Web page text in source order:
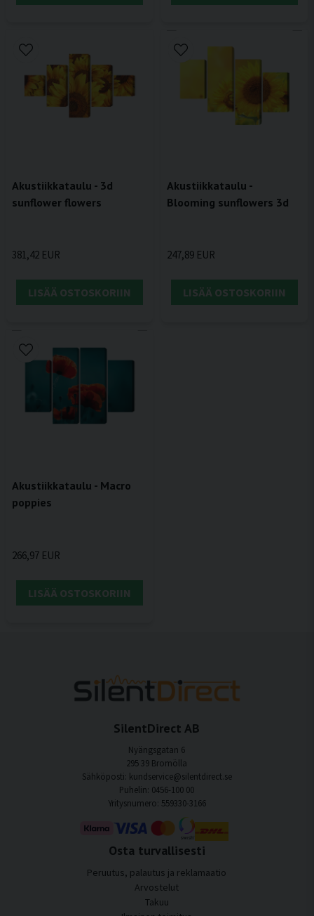
Akustiikkataulu - 3d
sunflower flowers
381,42 EUR
LISÄÄ OSTOSKORIIN
Akustiikkataulu -
Blooming sunflowers 3d
247,89 EUR
LISÄÄ OSTOSKORIIN
Akustiikkataulu - Macro
poppies
266,97 EUR
LISÄÄ OSTOSKORIIN
SilentDirect AB
Nyängsgatan 6
295 39 Bromölla
Sähköposti: kundservice@silentdirect.se
Puhelin: 0456-100 00
Yritysnumero: 559330-3166
Osta turvallisesti
Peruutus, palautus ja reklamaatio
Arvostelut
Takuu